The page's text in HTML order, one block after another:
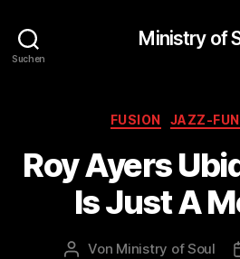
Suchen
Ministry of
FUSION JAZZ-
Roy Ayers
Is Just A
Beitragsautor
Von Ministry of Soul